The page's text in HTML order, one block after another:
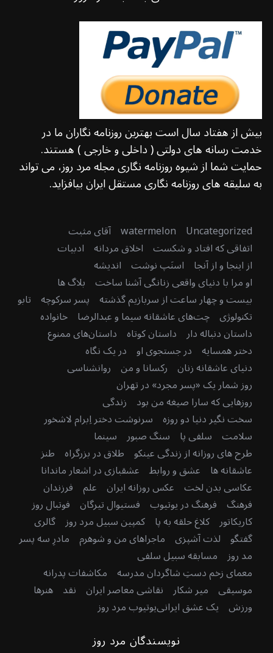
بیش از هفتاد سال است بهترین روزنامه نگاران ما در
خدمت رسانه های دولتی ( داخلی و خارجی ) هستند.
حمایت شما از شیوه روزنامه نگاری مجله مرد روز، می تواند
به سلیقه های روزنامه نگاری مستقل ایران بیافزاید.
Uncategorized
watermelon آقای مثبت
اتفاقی که افتاد و شکست اخلاق مردانه ادبیات
از اینجا و از آنجا اسنَپ نوشت اندیشه
او مرا با دنیای واقعی زنانگی آشنا ساخت بلاگ ها
بیست و چهار ساعت از سربازیم گذشته پسر سرکوچه تابو
تکنولوژی چت‌های عاشقانه سیما و عبدالرضا خانواده
داستان دنباله دار داستان کوتاه داستان‌های ممنوع
دختر همسایه در جستجوی او در یک نگاه
دنیای عاشقانه زنان رکسانا و من روانشناسی
روز شمار یک «پسر مجرد» در تهران
روزهایی که سارا صیغه من بود زندگی
سخت نگیر دنیا دو روزه سرنوشت دختر اِبرام لاشخور
سلامت سلفی پا سنگ صبور سینما
طرح های روزانه از زندگی عینکو طلاق در بزرگراه طنز
عاشقانه ها عشق و روابط عشقبازی در اشعار ماندانا
عکاسی بدن لخت عکس روزانه ایران علم فرزندان
فرهنگ فرهنگ در یوتیوب فستیوال تیرگان فوتبال روز
کاریکاتور کلاغ حلقه به پا کمپین سبیل مرد روز گالری
گفتگو لذت آشپزی ماجراهای من و شوهرم مادرِ سه پسر
مد روز مسابقه سبیل سلفی
معمای زخم دستِ شاگردان مدرسه مکاشفات پدرانه
موسیقی میر شکار نقاشی معاصر ایران نقد هنرها
ورزش یک عشق ایرانییوتیوب مرد روز
نویسندگان مرد روز